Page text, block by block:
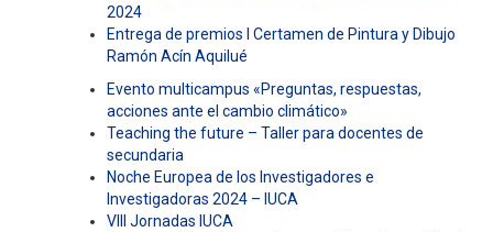
2024
Entrega de premios I Certamen de Pintura y Dibujo
Ramón Acín Aquilué
Evento multicampus «Preguntas, respuestas,
acciones ante el cambio climático»
Teaching the future – Taller para docentes de
secundaria
Noche Europea de los Investigadores e
Investigadoras 2024 – IUCA
VIII Jornadas IUCA